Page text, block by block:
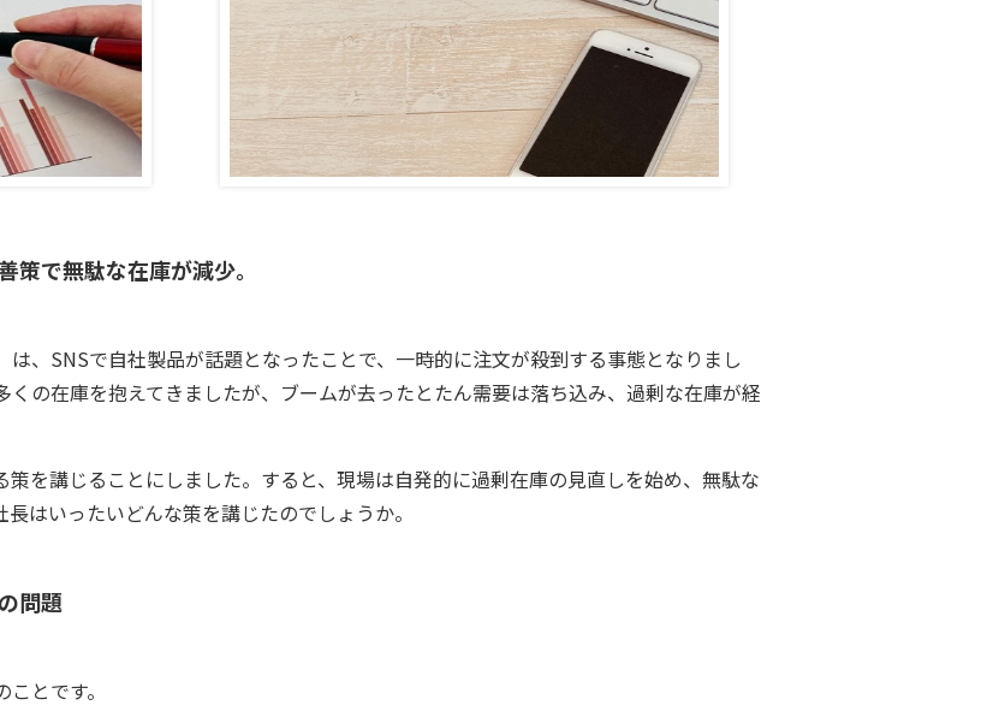
策で無駄な在庫が減少。
、SNSで自社製品が話題となったことで、一時的に注文が殺到する事態となりまし
の在庫を抱えてきましたが、ブームが去ったとたん需要は落ち込み、過剰な在庫が経
を講じることにしました。すると、現場は自発的に過剰在庫の見直しを始め、無駄な
はいったいどんな策を講じたのでしょうか。
問題
とです。